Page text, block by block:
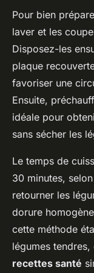
Pour bien
laver et les
Disposez-les
plaque
favoriser une
Ensuite,
idéale pour
sans sécher les
Le temps de
30 minutes,
retourner les
dorure
cette méthode
légumes
recettes santé